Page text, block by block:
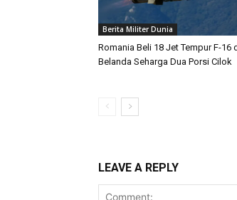
Berita Militer Dunia
Romania Beli 18 Jet Tempur F-16
Belanda Seharga Dua Porsi Cilok
LEAVE A REPLY